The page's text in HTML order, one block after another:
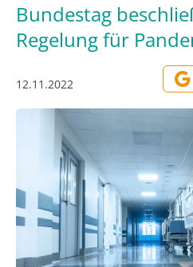
Bundestag
Regelung für
12.11.2022